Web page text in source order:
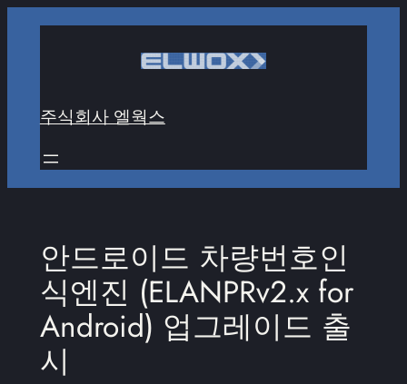
주식회사 엘웍스
안드로이드 차량번호인
식엔진 (ELANPRv2.x for
Android) 업그레이드 출
시